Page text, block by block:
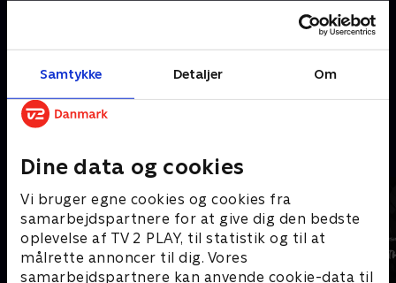
Samtykke Detaljer Om
Dine data og cookies
Vi bruger egne cookies og cookies fra
samarbejdspartnere for at give dig den bedste
oplevelse af TV 2 PLAY, til statistik og til at
målrette annoncer til dig. Vores
samarbejdspartnere kan anvende cookie-data til
som for eksempel kan ses i "The Fabulous World of Jules Verne".
Kræver tilkøb
Mere indhold fra Disney+